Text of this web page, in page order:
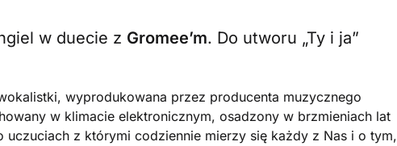
w duecie z Gromee’m. Do utworu „Ty i ja”
wyprodukowana przez producenta muzycznego
w klimacie elektronicznym, osadzony w brzmieniach lat
z którymi codziennie mierzy się każdy z Nas i o tym,